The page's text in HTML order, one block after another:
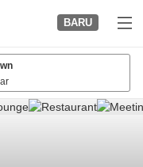
BARU